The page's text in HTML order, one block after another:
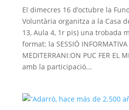
El dimecres 16 d’octubre la
Voluntària organitza a la Casa
13, Aula 4, 1r pis) una trobada
format: la SESSIÓ INFORMATIVA
MEDITERRANI:ON PUC FER EL
amb la participació...